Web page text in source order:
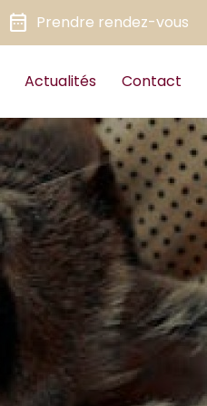
date_range Prendre rendez-vous
Actualités Contact